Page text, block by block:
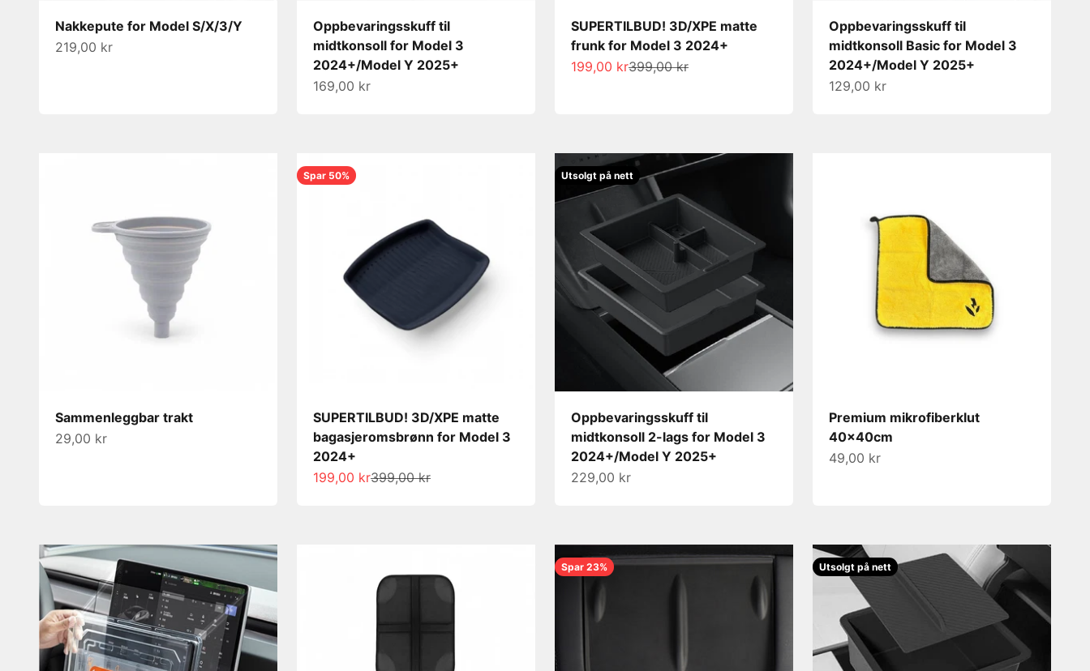
Nakkepute for Model S/X/3/Y
Salgspris
219,00 kr
Oppbevaringsskuff til
midtkonsoll for Model 3
2024+/Model Y 2025+
Salgspris
169,00 kr
SUPERTILBUD! 3D/XPE matte
frunk for Model 3 2024+
Salgspris
199,00 krNormalpris
399,00 kr
Oppbevaringsskuff til
midtkonsoll Basic for Model 3
2024+/Model Y 2025+
Salgspris
129,00 kr
Sammenleggbar trakt
Salgspris
29,00 kr
Spar 50%
SUPERTILBUD! 3D/XPE matte
bagasjeromsbrønn for Model 3
2024+
Salgspris
199,00 krNormalpris
399,00 kr
Utsolgt på nett
Oppbevaringsskuff til
midtkonsoll 2-lags for Model 3
2024+/Model Y 2025+
Salgspris
229,00 kr
Premium mikrofiberklut
40x40cm
Salgspris
49,00 kr
Spar 23% Utsolgt på nett